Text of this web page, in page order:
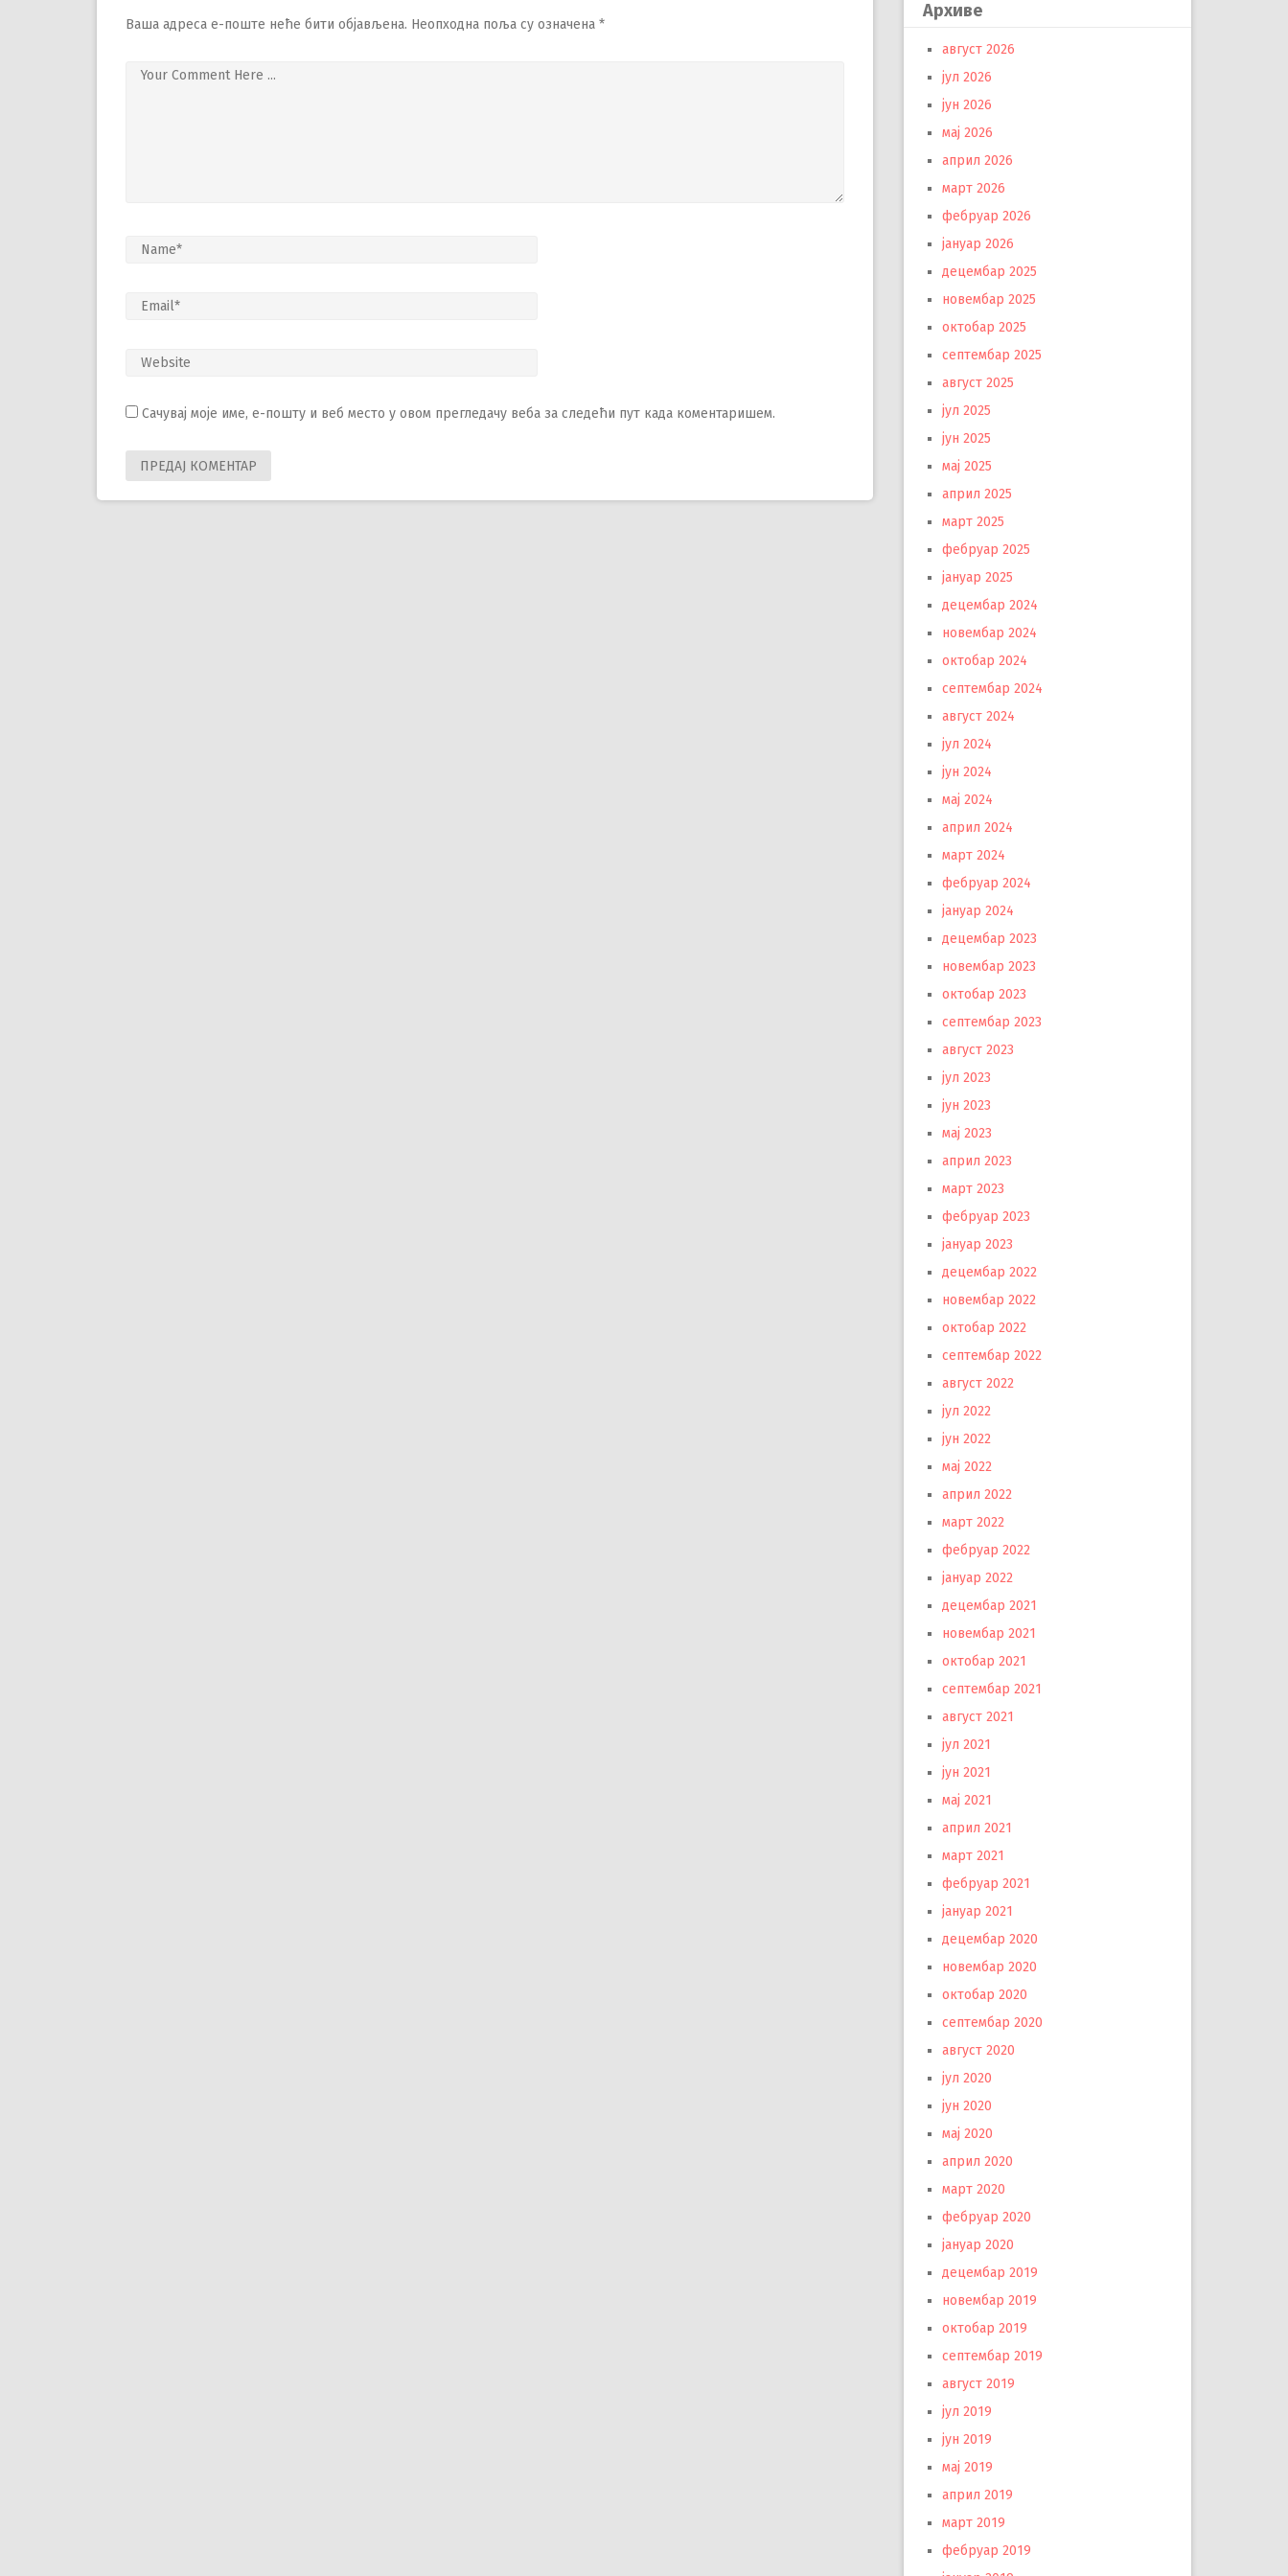
Ваша адреса е-поште неће бити објављена. Неопходна поља су означена *
Сачувај моје име, е-пошту и веб место у овом прегледачу веба за следећи пут када коментаришем.
Архиве
август 2026
јул 2026
јун 2026
мај 2026
април 2026
март 2026
фебруар 2026
јануар 2026
децембар 2025
новембар 2025
октобар 2025
септембар 2025
август 2025
јул 2025
јун 2025
мај 2025
април 2025
март 2025
фебруар 2025
јануар 2025
децембар 2024
новембар 2024
октобар 2024
септембар 2024
август 2024
јул 2024
јун 2024
мај 2024
април 2024
март 2024
фебруар 2024
јануар 2024
децембар 2023
новембар 2023
октобар 2023
септембар 2023
август 2023
јул 2023
јун 2023
мај 2023
април 2023
март 2023
фебруар 2023
јануар 2023
децембар 2022
новембар 2022
октобар 2022
септембар 2022
август 2022
јул 2022
јун 2022
мај 2022
април 2022
март 2022
фебруар 2022
јануар 2022
децембар 2021
новембар 2021
октобар 2021
септембар 2021
август 2021
јул 2021
јун 2021
мај 2021
април 2021
март 2021
фебруар 2021
јануар 2021
децембар 2020
новембар 2020
октобар 2020
септембар 2020
август 2020
јул 2020
јун 2020
мај 2020
април 2020
март 2020
фебруар 2020
јануар 2020
децембар 2019
новембар 2019
октобар 2019
септембар 2019
август 2019
јул 2019
јун 2019
мај 2019
април 2019
март 2019
фебруар 2019